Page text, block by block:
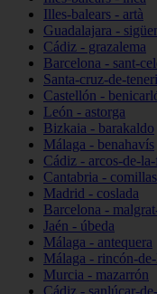
Illes-balears - artà
Guadalajara -
Cádiz - grazalema
Barcelona - sant-
Santa-cruz-de-
Castellón -
León - astorga
Bizkaia - barakaldo
Málaga - benahavís
Cádiz - arcos-de-
Cantabria - comillas
Madrid - coslada
Barcelona -
Jaén - úbeda
Málaga - antequera
Málaga - rincón-
Murcia - mazarrón
Cádiz - sanlúcar-